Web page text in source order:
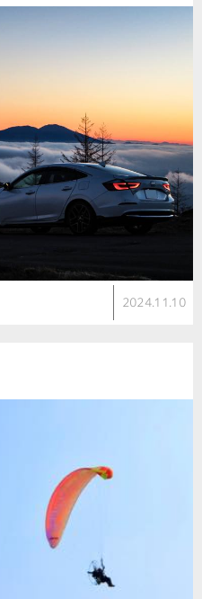
2024.11.10